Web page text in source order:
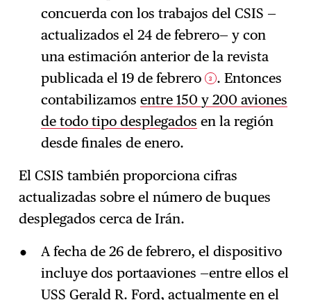
concuerda con los trabajos del CSIS —
actualizados el 24 de febrero— y con
una estimación anterior de la revista
publicada el 19 de febrero
3 . Entonces
contabilizamos entre 150 y 200 aviones
de todo tipo desplegados en la región
desde finales de enero.
El CSIS también proporciona cifras
actualizadas sobre el número de buques
desplegados cerca de Irán.
A fecha de 26 de febrero, el dispositivo
incluye dos portaaviones —entre ellos el
USS Gerald R. Ford, actualmente en el